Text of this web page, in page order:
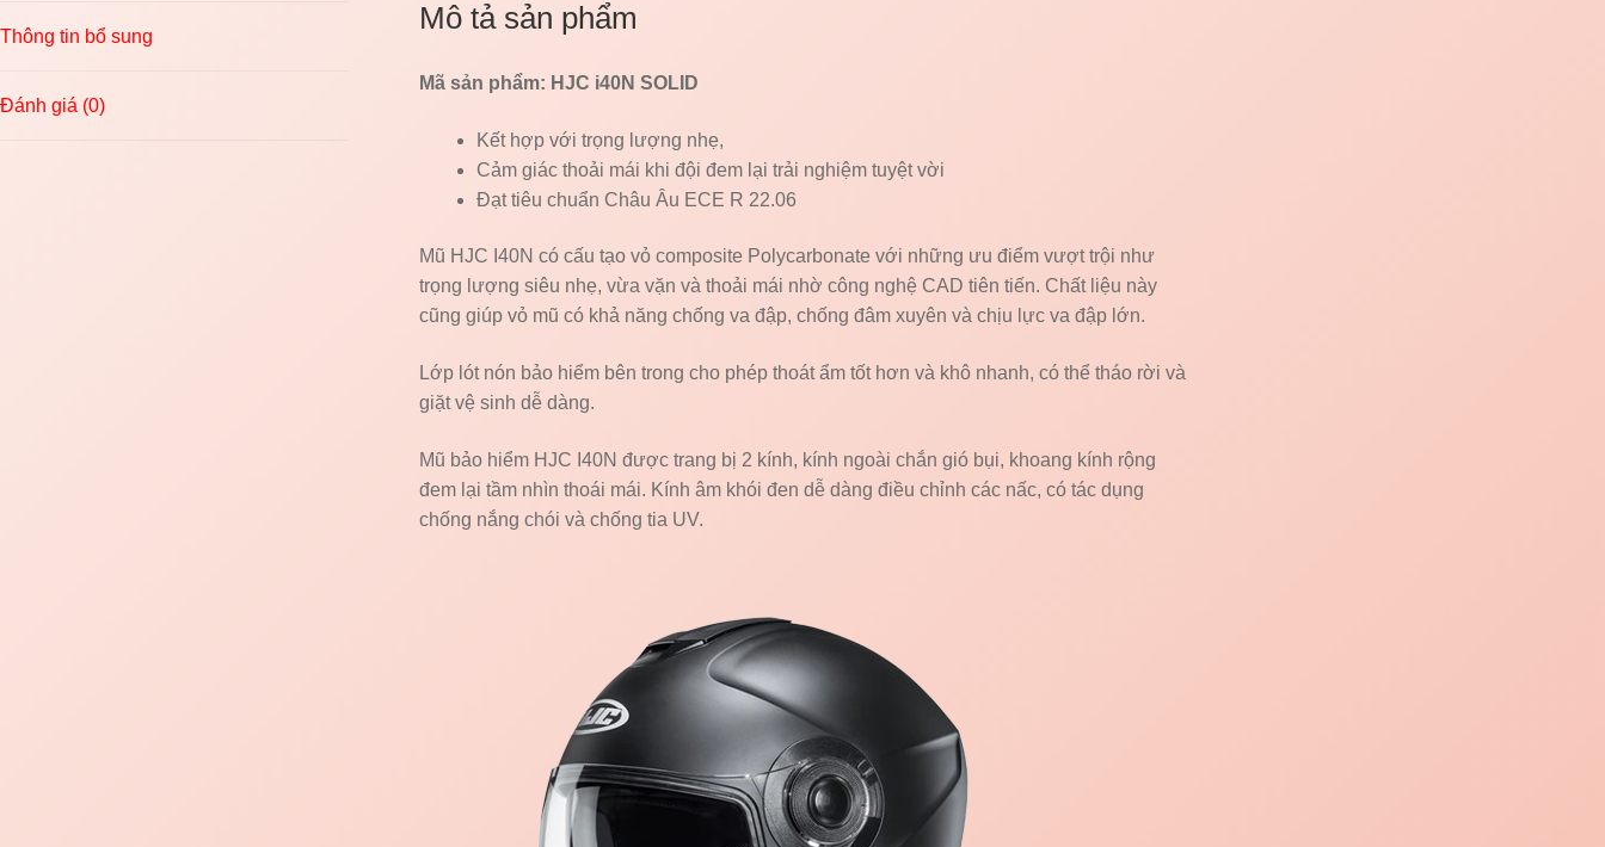
Thông tin bổ sung
Đánh giá (0)
Mô tả sản phẩm
Mã sản phẩm: HJC i40N SOLID
Kết hợp với trọng lượng nhẹ,
Cảm giác thoải mái khi đội đem lại trải nghiệm tuyệt vời
Đạt tiêu chuẩn Châu Âu ECE R 22.06
Mũ HJC I40N có cấu tạo vỏ composite Polycarbonate với những ưu điểm vượt trội như
trọng lượng siêu nhẹ, vừa vặn và thoải mái nhờ công nghệ CAD tiên tiến. Chất liệu này
cũng giúp vỏ mũ có khả năng chống va đập, chống đâm xuyên và chịu lực va đập lớn.
Lớp lót nón bảo hiểm bên trong cho phép thoát ẩm tốt hơn và khô nhanh, có thể tháo rời và
giặt vệ sinh dễ dàng.
Mũ bảo hiểm HJC I40N được trang bị 2 kính, kính ngoài chắn gió bụi, khoang kính rộng
đem lại tầm nhìn thoái mái. Kính âm khói đen dễ dàng điều chỉnh các nấc, có tác dụng
chống nắng chói và chống tia UV.